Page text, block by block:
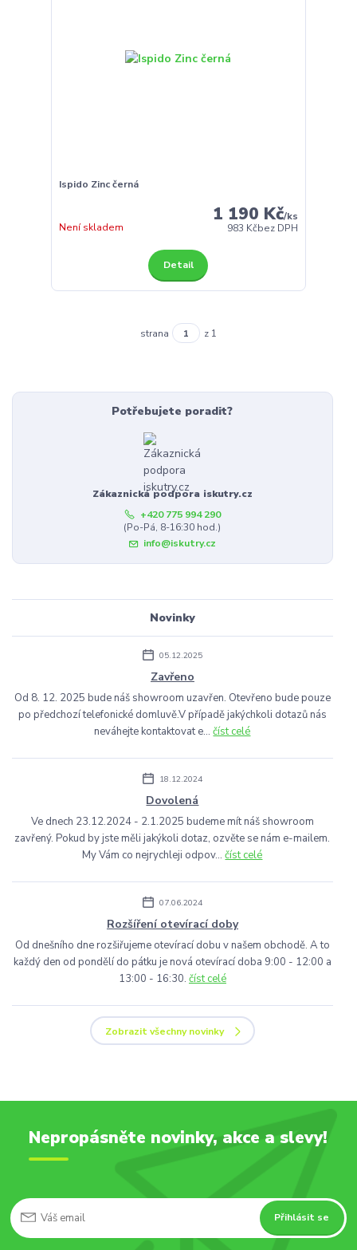
Ispido Zinc černá
1 190 Kč/ks
983 Kčbez DPH
Není skladem
Detail
strana z 1
Potřebujete poradit?
Zákaznická podpora iskutry.cz
+420 775 994 290
(Po-Pá, 8-16:30 hod.)
info@iskutry.cz
Novinky
05.12.2025
Zavřeno
Od 8. 12. 2025 bude náš showroom uzavřen. Otevřeno bude pouze
po předchozí telefonické domluvě.V případě jakýchkoli dotazů nás
neváhejte kontaktovat e...číst celé
18.12.2024
Dovolená
Ve dnech 23.12.2024 - 2.1.2025 budeme mít náš showroom
zavřený. Pokud by jste měli jakýkoli dotaz, ozvěte se nám e-mailem.
My Vám co nejrychleji odpov...číst celé
07.06.2024
Rozšíření otevírací doby
Od dnešního dne rozšiřujeme otevírací dobu v našem obchodě. A to
každý den od pondělí do pátku je nová otevírací doba 9:00 - 12:00 a
13:00 - 16:30. číst celé
Zobrazit všechny novinky
Nepropásněte novinky, akce a slevy!
Přihlásit se